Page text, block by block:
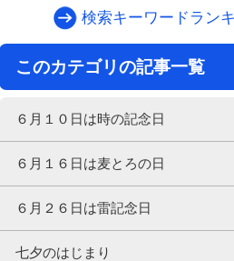
検索キーワードラン
このカテゴリの記事一覧
６月１０日は時の記念日
６月１６日は麦とろの日
６月２６日は雷記念日
七夕のはじまり